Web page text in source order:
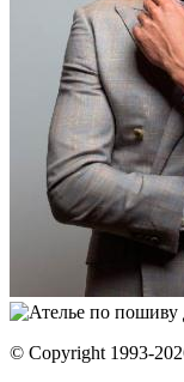
© Copyright 1993-